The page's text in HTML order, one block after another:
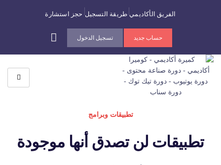
الفريق الأكاديمي طريقة التسجيل حجز استشارة
حساب جديد تسجيل الدخول
تطبيقات وبرامج
تطبيقات لن تصدق أنها موجودة